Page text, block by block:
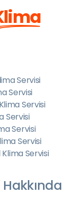
Servisi
Servisi
Servisi
Servisi
Servisi
Servisi
Klima Servisi